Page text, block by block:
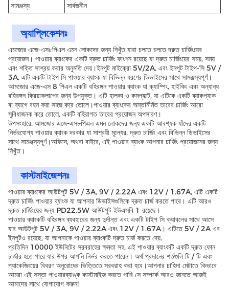
সামঞ্জস্য সার্বজনীন
অ্যাপ্লিকেশনঃ
এমজোর এজে-এস৮পিএল এমন লোকদের জন্য নিখুঁত যারা চলতে চলতে দ্রুত চার্জিংয়ের
প্রয়োজন। পাওয়ার ব্যাংকের একটি দ্রুত চার্জিং ফাংশন রয়েছে যা দ্রুত চার্জিংয়ের সময়, সময়
এবং শক্তি সাশ্রয় করার অনুমতি দেয়।ইনপুট মাইক্রো 5V/2A, এবং ইনপুট টাইপ-সি 5V /
3A, এটি একটি টাইপ সি পাওয়ার ব্যাংক যা বিভিন্ন ধরণের ডিভাইসের সাথে সামঞ্জস্যপূর্ণ।
আমজোর এজে-এস 8 পিএল একটি বহিরঙ্গন পাওয়ার ব্যাংক যা ক্যাম্পিং, হাইকিং এবং অন্যান্য
বহিরঙ্গন ক্রিয়াকলাপের জন্য উপযুক্ত। এটি হালকা ও কমপ্যাক্ট, যা এটিকে একটি ব্যাকপ্যাক
বা ব্যাগে বহন করা সহজ করে তোলে।পাওয়ার ব্যাংকের অন্তর্নির্মিত তারের চার্জিং আরো
সুবিধাজনক করে তোলে, একটি বহিরাগত তারের প্রয়োজন অপসারণ।
উপসংহারে, আমজোর এজে-এস৮পিএল এমন লোকদের জন্য একটি আবশ্যক যাঁদের একটি
নির্ভরযোগ্য পাওয়ার ব্যাংক দরকার যা সাশ্রয়ী মূল্যের, দ্রুত চার্জিং এবং বিভিন্ন ডিভাইসের
সাথে সামঞ্জস্যপূর্ণ।অফিসে, অথবা বাইরে, এই পাওয়ার ব্যাংক আপনার চার্জিং প্রয়োজনের জন্য
নিখুঁত।
কাস্টমাইজেশনঃ
পাওয়ার ব্যাংকের আউটপুট 5V / 3A, 9V / 2.22A এবং 12V / 1.67A, এটি একটি
দ্রুত চার্জিং পাওয়ার ব্যাংক যা আপনার ডিভাইসগুলিকে দ্রুত চার্জ করতে পারে। এটি আরও
দ্রুত চার্জিংয়ের জন্য PD22.5W আউটপুট ইউএসবি 1 রয়েছে।
পাওয়ার ব্যাংকটি বহিরঙ্গন ব্যবহারের জন্য দুর্দান্ত এবং একটি টাইপ সি ক্যাবলের সাথে আসে
যার আউটপুট 5V / 3A, 9V / 2.22A এবং 12V / 1.67A। এটিতে 5V / 2A এর
ইনপুটও রয়েছে, যা আপনাকে পাওয়ার ব্যাংকটি দ্রুত চার্জ করতে দেয়.
প্রতিদিন 10000 ইউনিটের সরবরাহের ক্ষমতা সহ, এই পাওয়ার ব্যাংকটি একটি দ্রুত ফোন
চার্জার হতে পারে যার উপর আপনি নির্ভর করতে পারেন। অর্থ প্রদানের শর্তগুলি টি / টি এবং
প্যাকেজিংয়ের বিবরণ অনুরোধের ভিত্তিতে সরবরাহ করা হবে।আপনার চাহিদা মেটাতে কিভাবে
আমরা এই সস্তা পাওয়ারব্যাঙ্ক কাস্টমাইজ করতে পারি সে সম্পর্কে আরও জানতে আজই
আমাদের সাথে যোগাযোগ করুন!